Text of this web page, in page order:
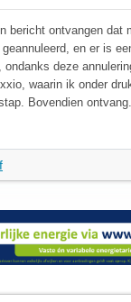
bericht ontvangen dat
en er is
ondanks deze
waarin ik onder
Bovendien